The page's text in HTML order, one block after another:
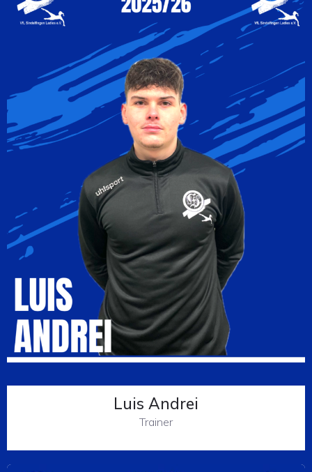
Luis Andrei
Trainer